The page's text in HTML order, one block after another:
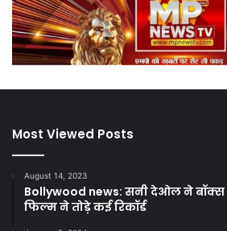
Most Viewed Posts
August 14, 2023
Bollywood news: सनी देओल ने
फिल्म ने तोड़े कई रिकॉर्ड